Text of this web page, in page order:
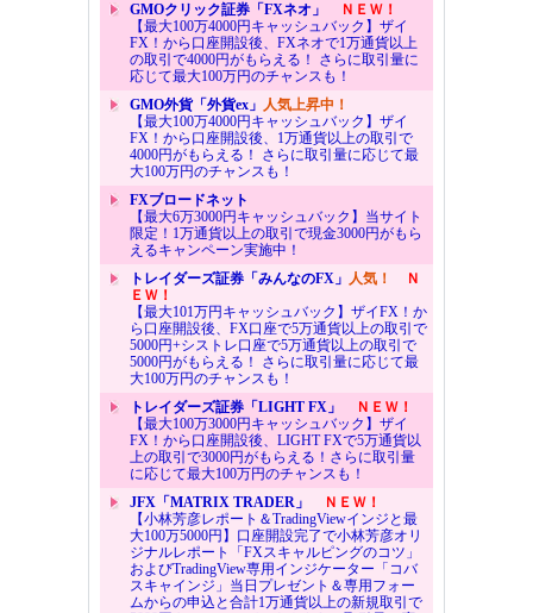
GMOクリック証券「FXネオ」
ＮＥＷ！
【最大100万4000円キャッシュバック】ザイ
FX！から口座開設後、FXネオで1万通貨以上
の取引で4000円がもらえる！ さらに取引量に
応じて最大100万円のチャンスも！
GMO外貨「外貨ex」 人気上昇中！
【最大100万4000円キャッシュバック】ザイ
FX！から口座開設後、1万通貨以上の取引で
4000円がもらえる！ さらに取引量に応じて最
大100万円のチャンスも！
FXブロードネット
【最大6万3000円キャッシュバック】当サイト
限定！1万通貨以上の取引で現金3000円がもら
えるキャンペーン実施中！
トレイダーズ証券「みんなのFX」 人気！
Ｎ
ＥＷ！
【最大101万円キャッシュバック】ザイFX！か
ら口座開設後、FX口座で5万通貨以上の取引で
5000円+シストレ口座で5万通貨以上の取引で
5000円がもらえる！ さらに取引量に応じて最
大100万円のチャンスも！
トレイダーズ証券「LIGHT FX」
ＮＥＷ！
【最大100万3000円キャッシュバック】ザイ
FX！から口座開設後、LIGHT FXで5万通貨以
上の取引で3000円がもらえる！さらに取引量
に応じて最大100万円のチャンスも！
JFX「MATRIX TRADER」
ＮＥＷ！
【小林芳彦レポート＆TradingViewインジと最
大100万5000円】口座開設完了で小林芳彦オリ
ジナルレポート「FXスキャルピングのコツ」
およびTradingView専用インジケーター「コバ
スキャインジ」当日プレゼント＆専用フォー
ムからの申込と合計1万通貨以上の新規取引で